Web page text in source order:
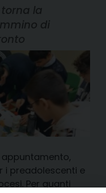
la
di
appuntamento,
i preadolescenti e
Per quanti